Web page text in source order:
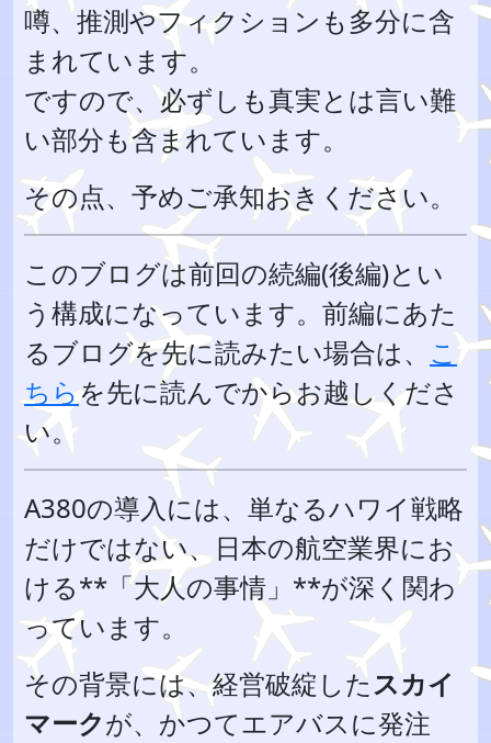
噂、推測やフィクションも多分に含
まれています。
ですので、必ずしも真実とは言い難
い部分も含まれています。
その点、予めご承知おきください。
このブログは前回の続編(後編)とい
う構成になっています。前編にあた
るブログを先に読みたい場合は、 こ
ちらを先に読んでからお越しくださ
い。
A380の導入には、単なるハワイ戦略
だけではない、日本の航空業界にお
ける**「大人の事情」**が深く関わ
っています。
その背景には、経営破綻したスカイ
マークが、かつてエアバスに発注